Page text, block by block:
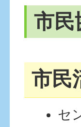
市民
市民
セ